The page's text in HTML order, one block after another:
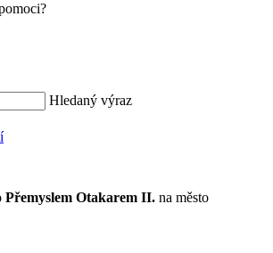
Hledaný výraz
Přemyslem Otakarem II. na město